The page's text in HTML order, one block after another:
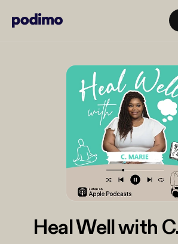
Heal Well with